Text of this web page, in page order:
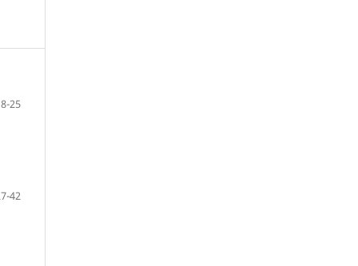
25
42